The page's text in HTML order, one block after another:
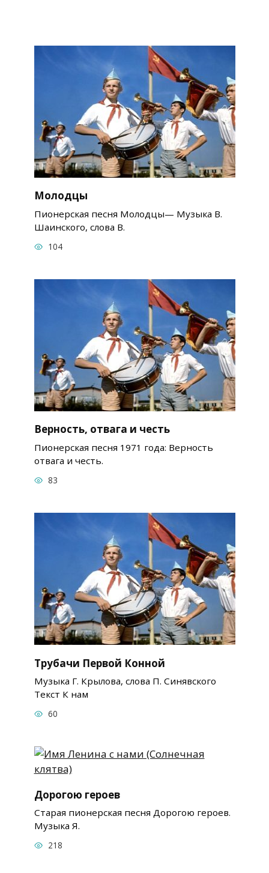
Молодцы
Пионерская песня Молодцы— Музыка В.
Шаинского, слова В.
104
Верность, отвага и честь
Пионерская песня 1971 года: Верность
отвага и честь.
83
Трубачи Первой Конной
Музыка Г. Крылова, слова П. Синявского
Текст К нам
60
Дорогою героев
Старая пионерская песня Дорогою героев.
Музыка Я.
218